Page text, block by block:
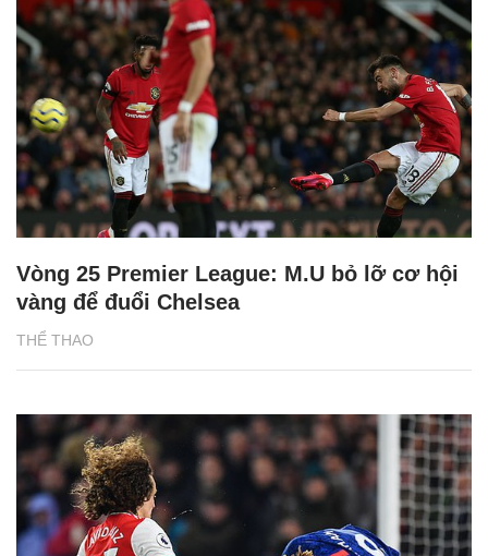
THỂ THAO
Vòng 25 Premier League: M.U bỏ lỡ cơ hội
vàng để đuổi Chelsea